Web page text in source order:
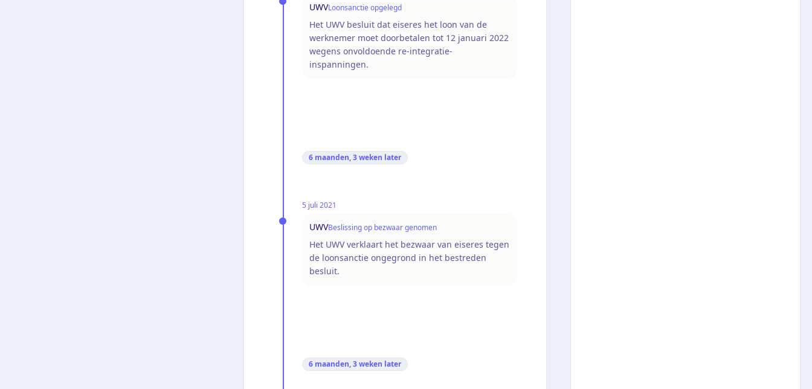
UWVLoonsanctie opgelegd
Het UWV besluit dat eiseres het loon van de
werknemer moet doorbetalen tot 12 januari 2022
wegens onvoldoende re-integratie-
inspanningen.
6 maanden, 3 weken later
5 juli 2021
UWVBeslissing op bezwaar genomen
Het UWV verklaart het bezwaar van eiseres tegen
de loonsanctie ongegrond in het bestreden
besluit.
6 maanden, 3 weken later